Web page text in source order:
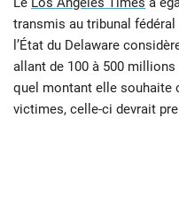
transmis au tribunal fédéral
l’État du Delaware
allant de 100 à 500 millions
quel montant elle souhaite
victimes, celle-ci devrait